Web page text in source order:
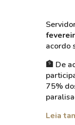
acordo
🏦 De
75%
Leia